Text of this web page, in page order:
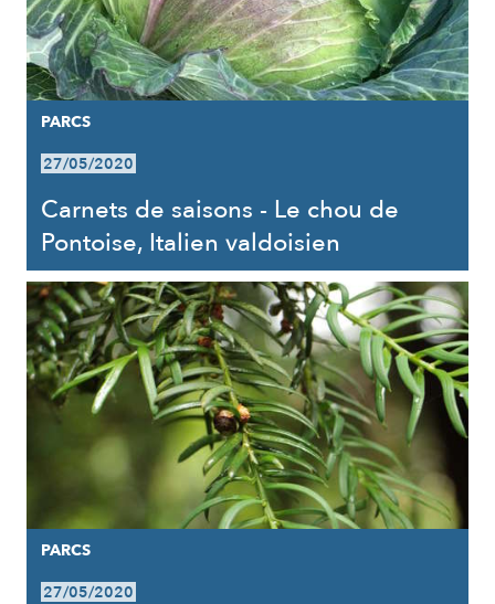
PARCS
27/05/2020
Carnets de saisons - Le chou de
Pontoise, Italien valdoisien
PARCS
27/05/2020